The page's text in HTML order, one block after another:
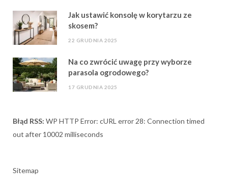
Jak ustawić konsolę w korytarzu ze
skosem?
22 GRUDNIA 2025
Na co zwrócić uwagę przy wyborze
parasola ogrodowego?
17 GRUDNIA 2025
Błąd RSS: WP HTTP Error: cURL error 28: Connection timed
out after 10002 milliseconds
Sitemap